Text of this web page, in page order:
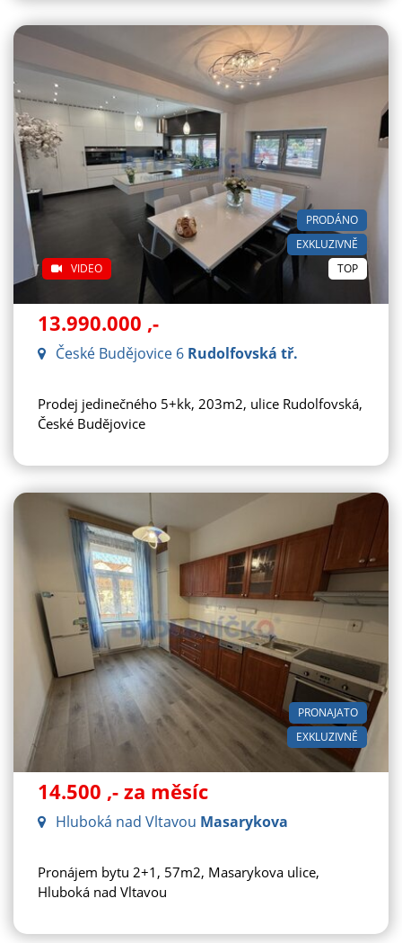
EXKLUZIVNĚ
VIDEO
PRODÁNO
TOP
13.990.000 ,-
České Budějovice 6 Rudolfovská tř.
Prodej jedinečného 5+kk, 203m2, ulice Rudolfovská,
České Budějovice
EXKLUZIVNĚ
PRONAJATO
14.500 ,- za měsíc
Hluboká nad Vltavou Masarykova
Pronájem bytu 2+1, 57m2, Masarykova ulice,
Hluboká nad Vltavou